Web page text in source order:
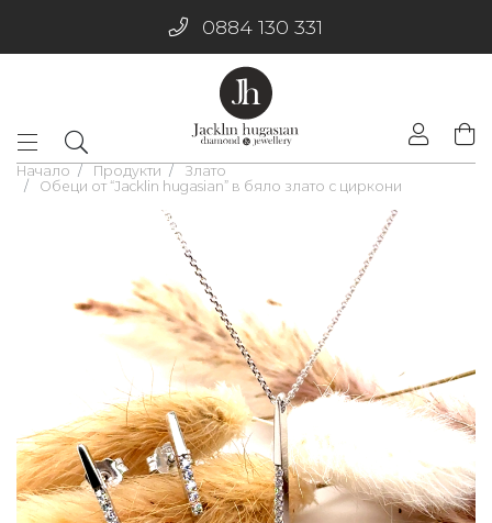
0884 130 331
Начало Продукти
Злато
Обеци от “Jacklin hugasian” в бяло злато с циркони